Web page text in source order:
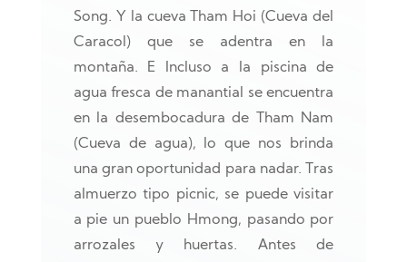
Song. Y la cueva Tham Hoi (Cueva del
Caracol) que se adentra en la
montaña. E Incluso a la piscina de
agua fresca de manantial se encuentra
en la desembocadura de Tham Nam
(Cueva de agua), lo que nos brinda
una gran oportunidad para nadar. Tras
almuerzo tipo picnic, se puede visitar
a pie un pueblo Hmong, pasando por
arrozales y huertas. Antes de